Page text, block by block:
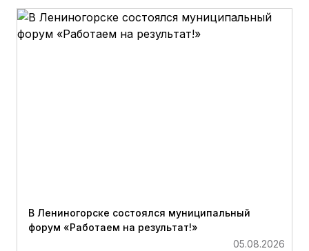
В Лениногорске состоялся муниципальный
форум «Работаем на результат!»
05.08.2026